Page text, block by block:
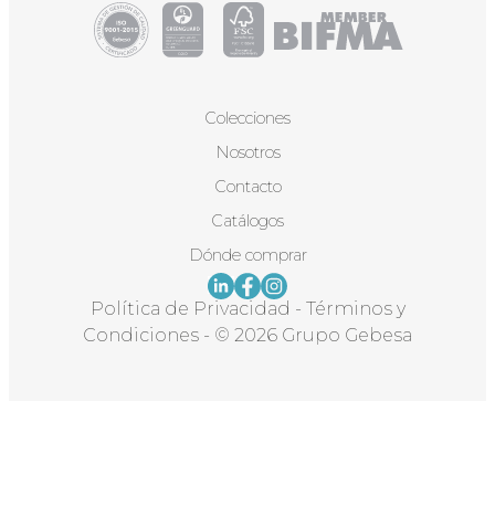
Colecciones
Nosotros
Contacto
Catálogos
Dónde comprar
Política de Privacidad - Términos y
Condiciones - © 2026 Grupo Gebesa